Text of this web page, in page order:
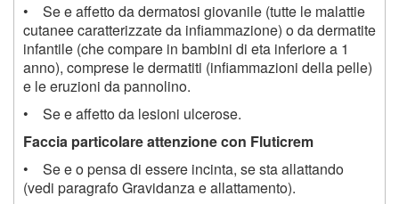
• Se e affetto da dermatosi giovanile (tutte le malattie
cutanee caratterizzate da infiammazione) o da dermatite
infantile (che compare in bambini di eta inferiore a 1
anno), comprese le dermatiti (infiammazioni della pelle)
e le eruzioni da pannolino.
• Se e affetto da lesioni ulcerose.
Faccia particolare attenzione con Fluticrem
• Se e o pensa di essere incinta, se sta allattando
(vedi paragrafo Gravidanza e allattamento).